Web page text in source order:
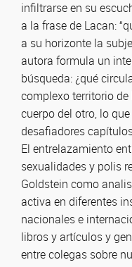
infiltrarse en su
a la frase de Lacan:
a su horizonte la
autora formula un
búsqueda: ¿qué
complexo territorio
cuerpo del otro, lo
desafiadores
El entrelazamiento
sexualidades y polis
Goldstein como
activa en diferentes
nacionales e
libros y artículos y
entre colegas sobre